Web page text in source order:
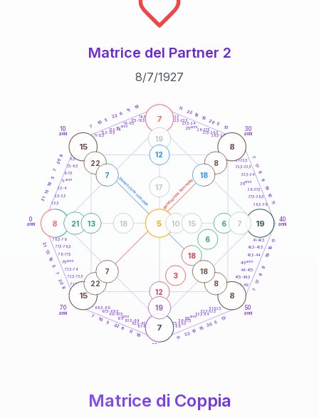
Matrice del Partner 2
8/7/1927
generazione maschile generazione femminile
0
anni
10
anni
30
anni
40
anni
50
anni
60
70
anni
1-2,5
2,5-3,5
3,5-4
6-7,5
7,5-8,5
8,5-9
11-12,5
12,5-13,5
13,5-14
16-17,5
17,5-18,5
18,5-19 21-22,5
22,5-23,5
23,5-24
26-27,5
27,5-28,5
28,5-29
31-32,5
32,5-33,5
33,5-34
36-37,5
37,5-38,5
38,5-39
41-42,5
42,5-43,5
43,5-44
46-47,5
47,5-48,5
48,5-49
51-52,5
52,5-53,5
53,5-54
56-57,5
57,5-58,5
58,5-59
61-62,5
62,5-63,5
63,5-64
66-67,5
67,5-68,5
68,5-69
71-72,5
72,5-73,5
73,5-74
76-77,5
77,5-78,5
78,5-79
21
13
18
5
7
20
8
7
10
5
22 6
11
18 11
22 10
15
20 5
13
7
17
8
9
19
10
11
11
10
19
9
8
17
7
13
5
20
15
10
22
11
18
11
6
22
5
10
7
8
20
7
5
18
13
21
8
7
19
7
5
15 8
15 8
12
3
18
6
6
21
19
7
19
13
12
10 15
18
17
22
7
8
18
22
7
8
18
5anni
15 anni 25anni
35anni
45anni
55anni
65anni
75anni
Matrice di Coppia